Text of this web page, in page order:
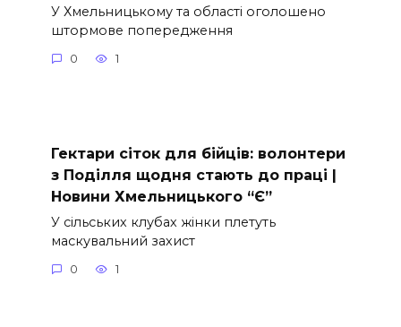
У Хмельницькому та області оголошено
штормове попередження
0 1
Гектари сіток для бійців: волонтери
з Поділля щодня стають до праці |
Новини Хмельницького “Є”
У сільських клубах жінки плетуть
маскувальний захист
0 1